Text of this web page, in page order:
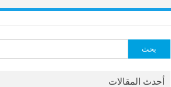
عن:
أحدث المقالات